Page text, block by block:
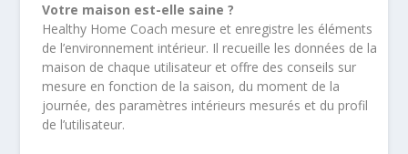
Votre maison est-elle saine ?
Healthy Home Coach mesure et enregistre les éléments
de l’environnement intérieur. Il recueille les données de la
maison de chaque utilisateur et offre des conseils sur
mesure en fonction de la saison, du moment de la
journée, des paramètres intérieurs mesurés et du profil
de l’utilisateur.